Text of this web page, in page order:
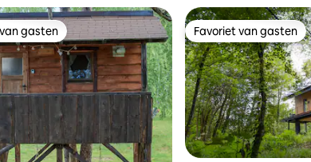
gasten
gasten Favoriet van gasten
Favoriet van gasten